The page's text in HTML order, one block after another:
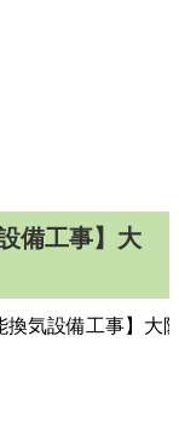
備工事】大